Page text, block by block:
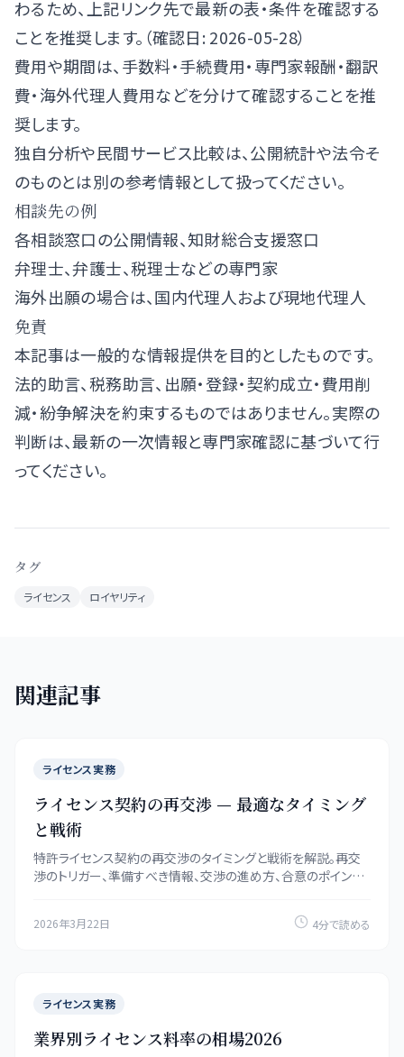
わるため、上記リンク先で最新の表・条件を確認する
ことを推奨します。（確認日: 2026-05-28）
費用や期間は、手数料・手続費用・専門家報酬・翻訳
費・海外代理人費用などを分けて確認することを推
奨します。
独自分析や民間サービス比較は、公開統計や法令そ
のものとは別の参考情報として扱ってください。
相談先の例
各相談窓口の公開情報、知財総合支援窓口
弁理士、弁護士、税理士などの専門家
海外出願の場合は、国内代理人および現地代理人
免責
本記事は一般的な情報提供を目的としたものです。
法的助言、税務助言、出願・登録・契約成立・費用削
減・紛争解決を約束するものではありません。実際の
判断は、最新の一次情報と専門家確認に基づいて行
ってください。
タグ
ライセンス ロイヤリティ
関連記事
ライセンス実務
ライセンス契約の再交渉 — 最適なタイミング
と戦術
特許ライセンス契約の再交渉のタイミングと戦術を解説。再交
渉のトリガー、準備すべき情報、交渉の進め方、合意のポイント
2026年3月22日 4分で読める
ライセンス実務
業界別ライセンス料率の相場2026